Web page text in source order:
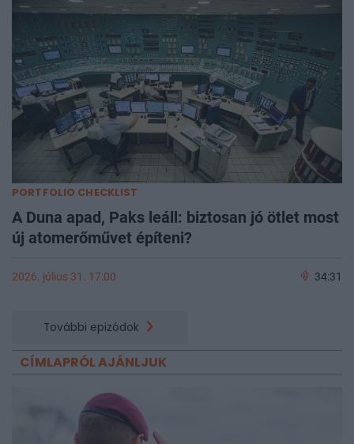
PORTFOLIO CHECKLIST
A Duna apad, Paks leáll: biztosan jó ötlet most
új atomerőművet építeni?
2026. július 31. 17:00 34:31
További epizódok
CÍMLAPRÓL AJÁNLJUK